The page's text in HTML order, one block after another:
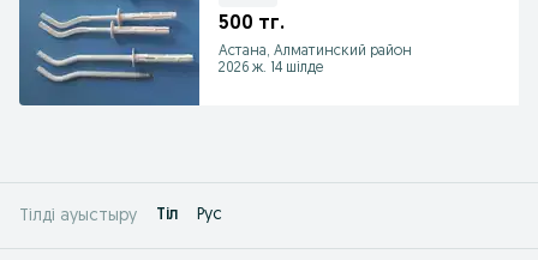
500 тг.
Астана, Алматинский район
2026 ж. 14 шілде
Тілді ауыстыру Tіл Рус